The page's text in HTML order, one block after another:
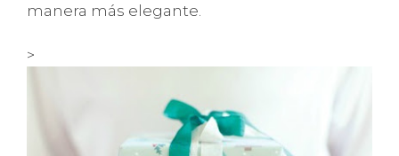
manera más elegante.
>